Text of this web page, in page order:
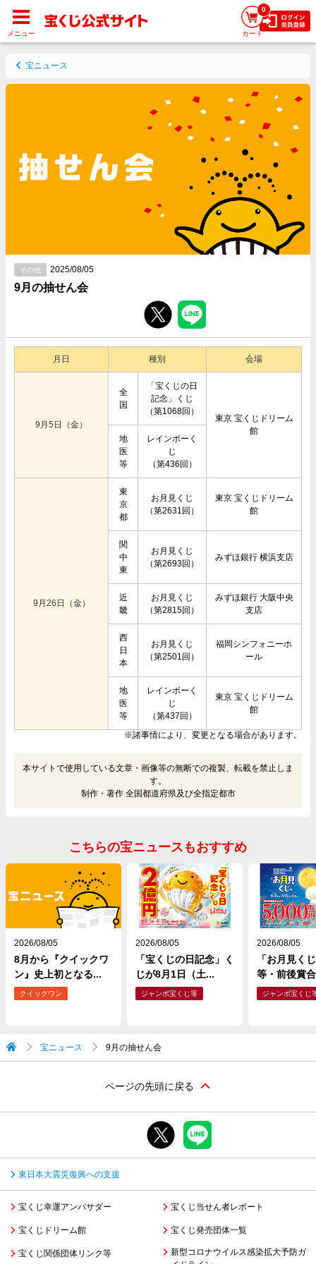
宝ニュース
その他 2025/08/05
9月の抽せん会
月日 種別 会場
9月5日（金）
全
国
「宝くじの日
記念」くじ
（第1068回）
東京 宝くじドリーム
館
地
医
等
レインボーく
じ
（第436回）
9月26日（金）
東
京
都
お月見くじ
（第2631回）
東京 宝くじドリーム
館
関
中
東
お月見くじ
（第2693回）
みずほ銀行 横浜支店
近
畿
お月見くじ
（第2815回）
みずほ銀行 大阪中央
支店
西
日
本
お月見くじ
（第2501回）
福岡シンフォニーホ
ール
地
医
等
レインボーく
じ
（第437回）
東京 宝くじドリーム
館
※諸事情により、変更となる場合があります。
本サイトで使用している文章・画像等の無断での複製、転載を禁止しま
す。
制作・著作 全国都道府県及び全指定都市
こちらの宝ニュースもおすすめ
2026/08/05
8月から『クイックワ
ン』史上初となる...
クイックワン
2026/08/05
「宝くじの日記念」く
じが8月1日（土...
ジャンボ宝くじ等
2026/08/05
「お月見く
等・前後賞
ジャンボ宝くじ
宝ニュース 9月の抽せん会
ページの先頭に戻る
東日本大震災復興への支援
宝くじ幸運アンバサダー 宝くじ当せん者レポート
宝くじドリーム館 宝くじ発売団体一覧
宝くじ関係団体リンク等
新型コロナウイルス感染拡大予防ガ
メニュー
0
カート